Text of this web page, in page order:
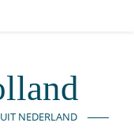
NEDERLAND